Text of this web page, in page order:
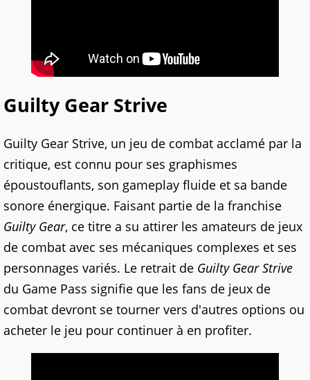
Guilty Gear Strive
Guilty Gear Strive, un jeu de combat acclamé par la
critique, est connu pour ses graphismes
époustouflants, son gameplay fluide et sa bande
sonore énergique. Faisant partie de la franchise
Guilty Gear, ce titre a su attirer les amateurs de jeux
de combat avec ses mécaniques complexes et ses
personnages variés. Le retrait de Guilty Gear Strive
du Game Pass signifie que les fans de jeux de
combat devront se tourner vers d'autres options ou
acheter le jeu pour continuer à en profiter.